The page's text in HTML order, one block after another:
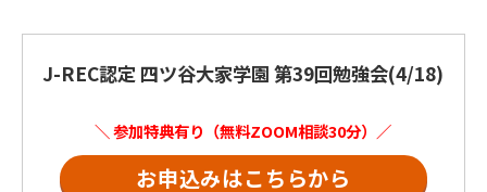
J-REC認定 四ツ谷大家学園 第39回勉強会(4/18)
＼ 参加特典有り（無料ZOOM相談30分）／
お申込みはこちらから